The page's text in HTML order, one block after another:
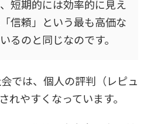
短期的には効率的に見え
信頼」という最も高価な
るのと同じなのです。
では、個人の評判（レピュ
れやすくなっています。